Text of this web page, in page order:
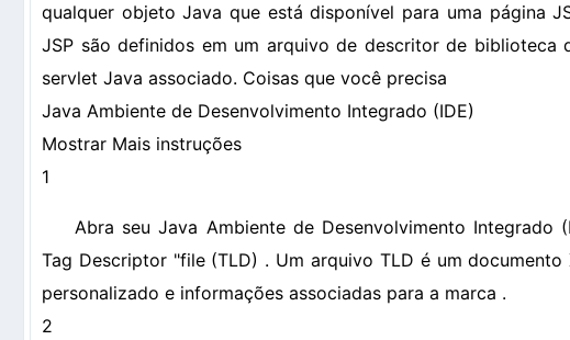
qualquer objeto Java que está disponível para uma página
JSP são definidos em um arquivo de descritor de biblioteca
servlet Java associado. Coisas que você precisa
Java Ambiente de Desenvolvimento Integrado (IDE)
Mostrar Mais instruções
1
Abra seu Java Ambiente de Desenvolvimento Integrado
Tag Descriptor "file (TLD) . Um arquivo TLD é um
personalizado e informações associadas para a marca .
2